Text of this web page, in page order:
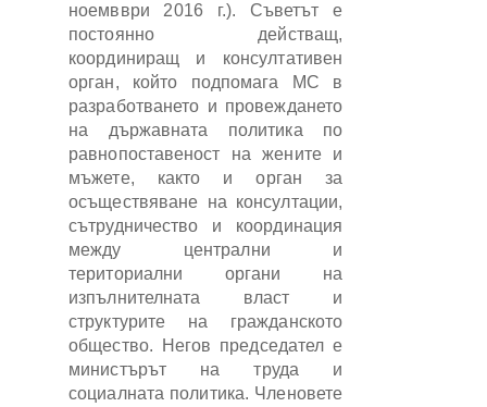
ноемвври 2016 г.). Съветът е
постоянно действащ,
координиращ и консултативен
орган, който подпомага МС в
разработването и провеждането
на държавната политика по
равнопоставеност на жените и
мъжете, както и орган за
осъществяване на консултации,
сътрудничество и координация
между централни и
териториални органи на
изпълнителната власт и
структурите на гражданското
общество. Негов председател е
министърът на труда и
социалната политика. Членовете